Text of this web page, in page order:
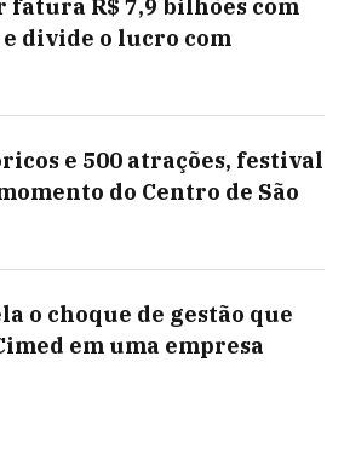
R$ 7,9 bilhões com
divide o lucro com
e 500 atrações, festival
do Centro de São
o choque de gestão que
em uma empresa